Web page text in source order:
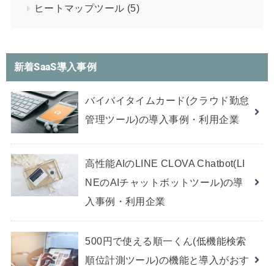
ヒートマップツール (5)
新着SaaS導入事例
バイバイタイムカード(クラウド勤怠
管理ツール)の導入事例・利用企業
高性能AIのLINE CLOVA Chatbot(LI
NEのAIチャットボットツール)の導
入事例・利用企業
500円で使える順一くん(低機能検索
順位計測ツール)の機能と導入がおす